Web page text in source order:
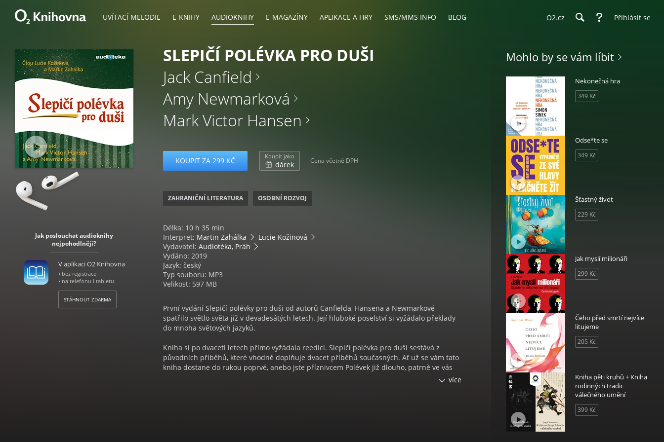
UVÍTACÍ MELODIE E-KNIHY AUDIOKNIHY E-MAGAZÍNY APLIKACE A HRY SMS/MMS INFO BLOG O2.cz Přihlásit se
Jak poslouchat audioknihy
nejpohodlněji?
V aplikaci O2 Knihovna
• bez registrace
• na telefonu i tabletu
STÁHNOUT ZDARMA
SLEPIČÍ POLÉVKA PRO DUŠI
Jack Canfield
Amy Newmarková
Mark Victor Hansen
KOUPIT ZA 299 KČ Koupit jako
dárek Cena včetně DPH
ZAHRANIČNÍ LITERATURA OSOBNÍ ROZVOJ
Délka: 10 h 35 min
Interpret: Martin Zahálka
Lucie Kožinová
Vydavatel: Audiotéka, Práh
Vydáno: 2019
Jazyk: český
Typ souboru: MP3
Velikost: 597 MB
První vydání Slepičí polévky pro duši od autorů Canfielda, Hansena a Newmarkové
spatřilo světlo světa již v devadesátých letech. Její hluboké poselství si vyžádalo překlady
do mnoha světových jazyků.
Kniha si po dvaceti letech přímo vyžádala reedici. Slepičí polévka pro duši sestává z
původních příběhů, které vhodně doplňuje dvacet příběhů současných. Ať už se vám tato
kniha dostane do rukou poprvé, anebo jste příznivcem Polévek již dlouho, patrně ve vás
(opět) probudí chuť být lepším člověkem, zkusit naplno využít svého potenciálu, překonat
více
Mohlo by se vám líbit
Nekonečná hra
349 Kč
Odse*te se
349 Kč
Šťastný život
229 Kč
Jak myslí milionáři
299 Kč
Čeho před smrtí nejvíce
litujeme
205 Kč
Kniha pěti kruhů + Kniha
rodinných tradic
válečného umění
399 Kč